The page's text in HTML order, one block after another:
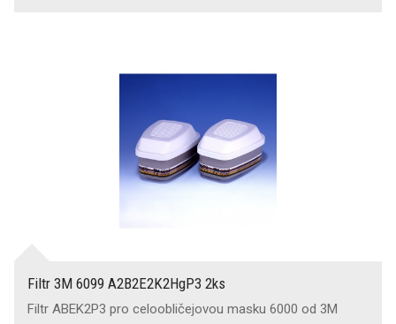
Filtr 3M 6099 A2B2E2K2HgP3 2ks
Filtr ABEK2P3 pro celoobličejovou masku 6000 od 3M